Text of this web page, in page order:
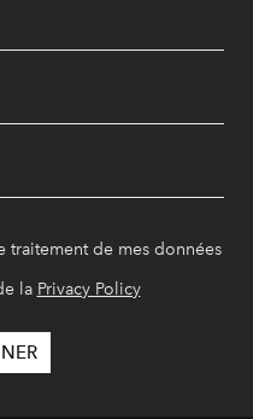
traitement de mes données
la Privacy Policy